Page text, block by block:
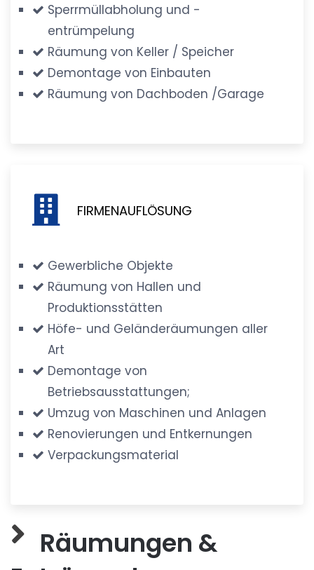
Sperrmüllabholung und -
entrümpelung
Räumung von Keller / Speicher
Demontage von Einbauten
Räumung von Dachboden /Garage
FIRMENAUFLÖSUNG
Gewerbliche Objekte
Räumung von Hallen und
Produktionsstätten
Höfe- und Geländeräumungen aller
Art
Demontage von
Betriebsausstattungen;
Umzug von Maschinen und Anlagen
Renovierungen und Entkernungen
Verpackungsmaterial
Räumungen &